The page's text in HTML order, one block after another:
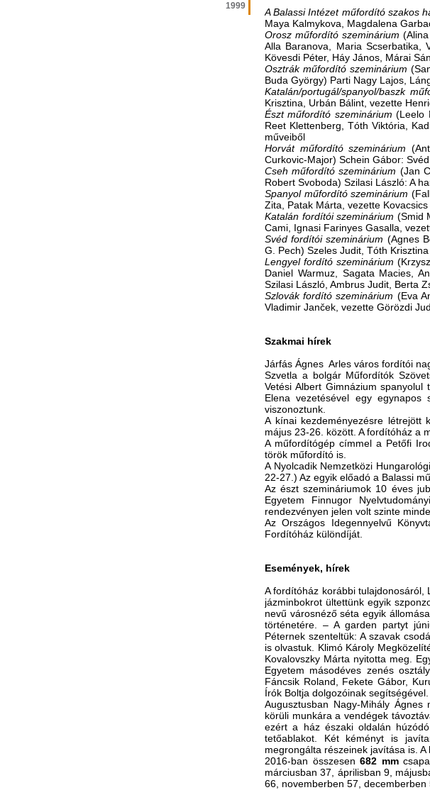
1999
A Balassi Intézet műfordító szakos
Maya Kalmykova, Magdalena
Orosz műfordító szeminárium
Alla Baranova, Maria Scserbatika,
Kövesdi Péter, Háy János, Márai
Osztrák műfordító szeminárium
Buda György) Parti Nagy Lajos,
Katalán/portugál/spanyol/baszk
Krisztina, Urbán Bálint, vezette
Észt műfordító szeminárium (Leelo
Reet Klettenberg, Tóth Viktória,
műveiből
Horvát műfordító szeminárium
Curkovic-Major) Schein Gábor: Svéd
Cseh műfordító szeminárium (Jan
Robert Svoboda) Szilasi László: A
Spanyol műfordító szeminárium
Zita, Patak Márta, vezette
Katalán fordítói szeminárium (Smid
Cami, Ignasi Farinyes Gasalla,
Svéd fordítói szeminárium (Agnes
G. Pech) Szeles Judit, Tóth Krisztina
Lengyel fordító szeminárium
Daniel Warmuz, Sagata Macies,
Szilasi László, Ambrus Judit, Berta
Szlovák fordító szeminárium (Eva
Vladimir Janček, vezette Görözdi
Szakmai hírek
Járfás Ágnes Arles város fordítói
Szvetla a bolgár Műfordítók
Vetési Albert Gimnázium
Elena vezetésével egy egynapos
viszonoztunk.
A kínai kezdeményezésre létrejött
május 23-26. között. A fordítóház a
A műfordítógép címmel a Petőfi
török műfordító is.
A Nyolcadik Nemzetközi
22-27.) Az egyik előadó a Balassi
Az észt szemináriumok 10 éves
Egyetem Finnugor
rendezvényen jelen volt szinte
Az Országos Idegennyelvű
Fordítóház különdíját.
Események, hírek
A fordítóház korábbi
jázminbokrot ültettünk egyik
nevű városnéző séta egyik
történetére. ‒ A garden partyt
Péternek szenteltük: A szavak
is olvastuk. Klimó Károly
Kovalovszky Márta nyitotta meg.
Egyetem másodéves zenés
Fáncsik Roland, Fekete Gábor,
Írók Boltja dolgozóinak segítségével.
Augusztusban Nagy-Mihály
körüli munkára a vendégek
ezért a ház északi oldalán
tetőablakot. Két kéményt is
megrongálta részeinek javítása is.
2016-ban összesen682 mm
márciusban 37, áprilisban 9,
66, novemberben 57, decemberben